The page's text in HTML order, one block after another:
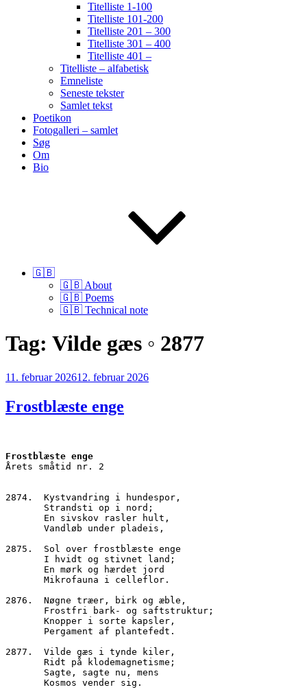
Titelliste 1-100
Titelliste 101-200
Titelliste 201 – 300
Titelliste 301 – 400
Titelliste 401 –
Titelliste – alfabetisk
Emneliste
Seneste tekster
Samlet tekst
Poetikon
Fotogalleri – samlet
Søg
Om
Bio
🇬🇧
🇬🇧 About
🇬🇧 Poems
🇬🇧 Technical note
Tag: Vilde gæs ◦ 2877
Udgivet
11. februar 202612. februar 2026
Frostblæste enge
Frostblæste enge
Årets småtid nr. 2
2874.  Kystvandring i hundespor,
       Strandsti op i nord;
       En sivskov rasler hult,
       Vandløb under pladeis,
2875.  Sol over frostblæste enge
       I hvidt og stivnet land;
       En mørk og hærdet jord
       Mikrofauna i celleflor.
2876.  Nøgne træer, birk og æble,
       Frostfri bark- og saftstruktur;
       Knopper i sorte kapsler,
       Pergament af plantefedt.
2877.  Vilde gæs i tynde kiler,
       Ridt på klodemagnetisme;
       Sagte, sagte nu, mens
       Kosmos vender sig.